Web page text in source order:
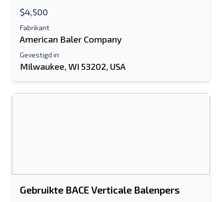
$4,500
Fabrikant
American Baler Company
Gevestigd in
Milwaukee, WI 53202, USA
Gebruikte BACE Verticale Balenpers